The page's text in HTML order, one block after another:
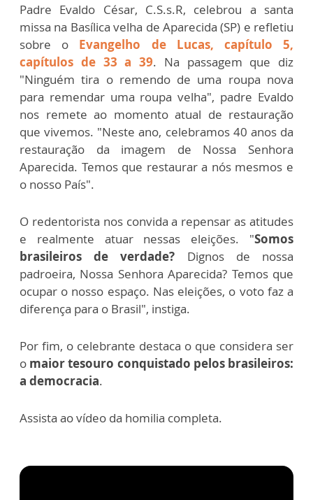
Padre Evaldo César, C.S.s.R, celebrou a santa
missa na Basílica velha de Aparecida (SP) e refletiu
sobre o Evangelho de Lucas, capítulo 5,
capítulos de 33 a 39. Na passagem que diz
"Ninguém tira o remendo de uma roupa nova
para remendar uma roupa velha", padre Evaldo
nos remete ao momento atual de restauração
que vivemos. "Neste ano, celebramos 40 anos da
restauração da imagem de Nossa Senhora
Aparecida. Temos que restaurar a nós mesmos e
o nosso País".
O redentorista nos convida a repensar as atitudes
e realmente atuar nessas eleições. "Somos
brasileiros de verdade? Dignos de nossa
padroeira, Nossa Senhora Aparecida? Temos que
ocupar o nosso espaço. Nas eleições, o voto faz a
diferença para o Brasil", instiga.
Por fim, o celebrante destaca o que considera ser
o maior tesouro conquistado pelos brasileiros:
a democracia.
Assista ao vídeo da homilia completa.